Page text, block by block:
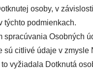
osoby, v
týchto podmienkach.
spracúvania Osobných
sú citlivé údaje v zmysle
vyžiadala Dotknutá